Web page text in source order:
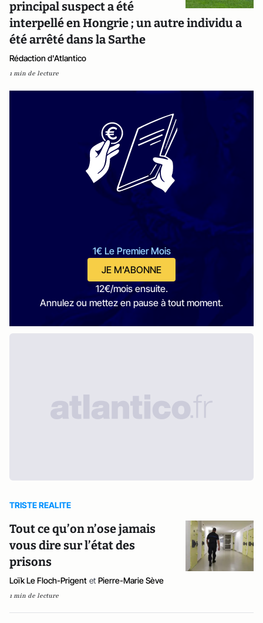
principal suspect a été
interpellé en Hongrie ; un autre individu a
été arrêté dans la Sarthe
Rédaction d'Atlantico
1 min de lecture
1€ Le Premier Mois
JE M'ABONNE
12€/mois ensuite.
Annulez ou mettez en pause à tout moment.
TRISTE REALITE
Tout ce qu’on n’ose jamais
vous dire sur l’état des
prisons
Loïk Le Floch-Prigent et Pierre-Marie Sève
1 min de lecture